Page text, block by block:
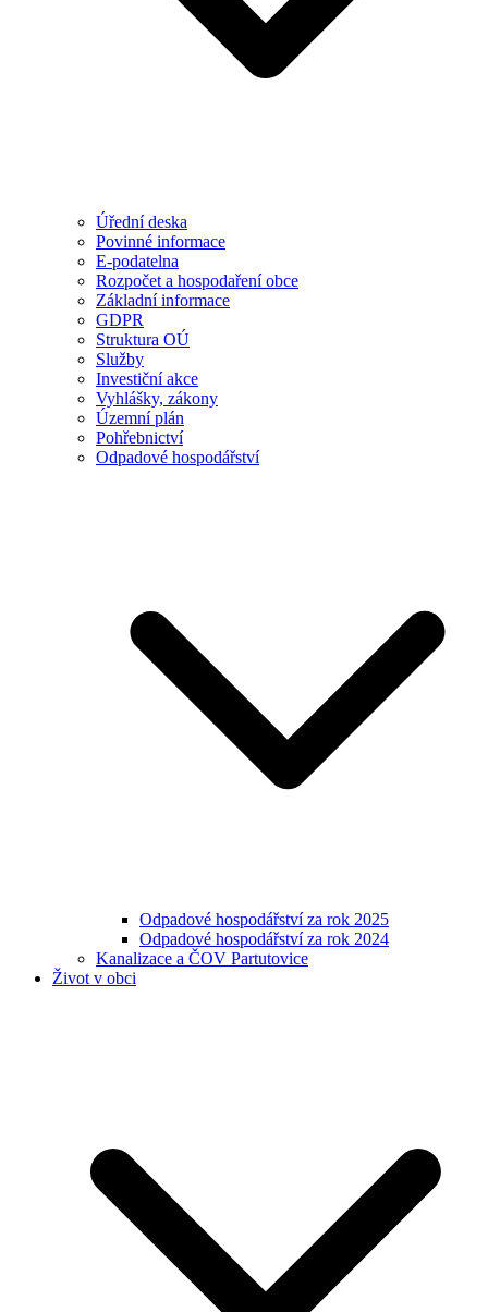
Úřední deska
Povinné informace
E-podatelna
Rozpočet a hospodaření obce
Základní informace
GDPR
Struktura OÚ
Služby
Investiční akce
Vyhlášky, zákony
Územní plán
Pohřebnictví
Odpadové hospodářství
Odpadové hospodářství za rok 2025
Odpadové hospodářství za rok 2024
Kanalizace a ČOV Partutovice
Život v obci